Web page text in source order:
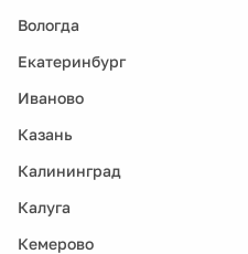
Вологда
Екатеринбург
Иваново
Казань
Калининград
Калуга
Кемерово